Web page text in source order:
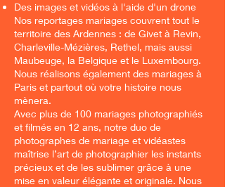
Des images et vidéos à l'aide d'un drone
Nos reportages mariages couvrent tout le
territoire des Ardennes : de Givet à Revin,
Charleville-Mézières, Rethel, mais aussi
Maubeuge, la Belgique et le Luxembourg.
Nous réalisons également des mariages à
Paris et partout où votre histoire nous
mènera.
Avec plus de 100 mariages photographiés
et filmés en 12 ans, notre duo de
photographes de mariage et vidéastes
maîtrise l’art de photographier les instants
précieux et de les sublimer grâce à une
mise en valeur élégante et originale. Nous